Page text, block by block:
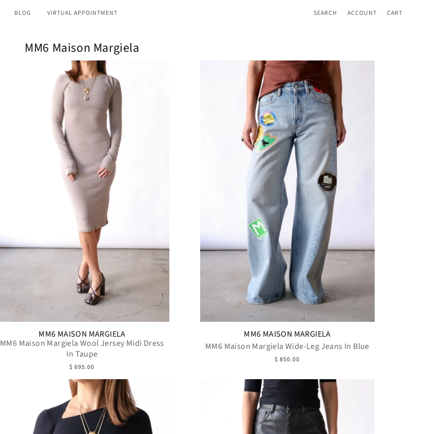
BLOG VIRTUAL APPOINTMENT SEARCH ACCOUNT CART
MM6 Maison Margiela
MM6 MAISON MARGIELA
MM6 Maison Margiela Wool Jersey Midi Dress
In Taupe
$ 695.00
MM6 MAISON MARGIELA
MM6 Maison Margiela Wide-Leg Jeans In Blue
$ 850.00